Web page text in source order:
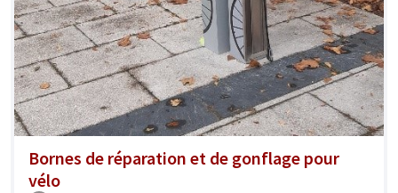
Bornes de réparation et de gonflage pour
vélo